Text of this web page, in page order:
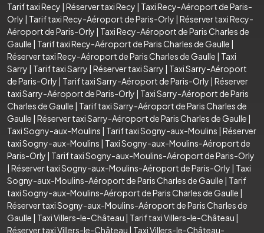
Tarif taxi Recy | Réserver taxi Recy | Taxi Recy-Aéroport de Paris-
Orly | Tarif taxi Recy-Aéroport de Paris-Orly | Réserver taxi Recy-
Aéroport de Paris-Orly | Taxi Recy-Aéroport de Paris Charles de
Gaulle | Tarif taxi Recy-Aéroport de Paris Charles de Gaulle |
Réserver taxi Recy-Aéroport de Paris Charles de Gaulle | Taxi
Sarry | Tarif taxi Sarry | Réserver taxi Sarry | Taxi Sarry-Aéroport
de Paris-Orly | Tarif taxi Sarry-Aéroport de Paris-Orly | Réserver
taxi Sarry-Aéroport de Paris-Orly | Taxi Sarry-Aéroport de Paris
Charles de Gaulle | Tarif taxi Sarry-Aéroport de Paris Charles de
Gaulle | Réserver taxi Sarry-Aéroport de Paris Charles de Gaulle |
Taxi Sogny-aux-Moulins | Tarif taxi Sogny-aux-Moulins | Réserver
taxi Sogny-aux-Moulins | Taxi Sogny-aux-Moulins-Aéroport de
Paris-Orly | Tarif taxi Sogny-aux-Moulins-Aéroport de Paris-Orly
| Réserver taxi Sogny-aux-Moulins-Aéroport de Paris-Orly | Taxi
Sogny-aux-Moulins-Aéroport de Paris Charles de Gaulle | Tarif
taxi Sogny-aux-Moulins-Aéroport de Paris Charles de Gaulle |
Réserver taxi Sogny-aux-Moulins-Aéroport de Paris Charles de
Gaulle | Taxi Villers-le-Château | Tarif taxi Villers-le-Château |
Réserver taxi Villers-le-Château | Taxi Villers-le-Château-